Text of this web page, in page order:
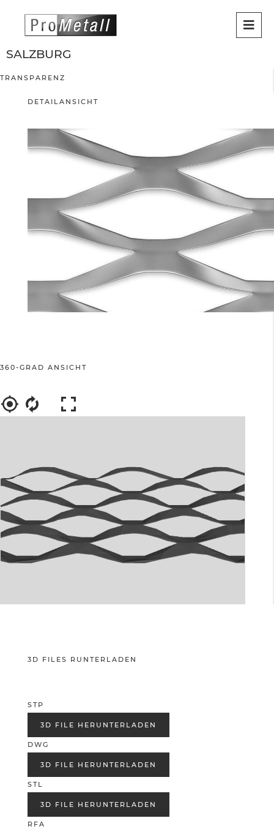
SALZBURG
TRANSPARENZ
DETAILANSICHT
360-GRAD ANSICHT
3D FILES RUNTERLADEN
STP
3D FILE HERUNTERLADEN
DWG
3D FILE HERUNTERLADEN
STL
3D FILE HERUNTERLADEN
RFA